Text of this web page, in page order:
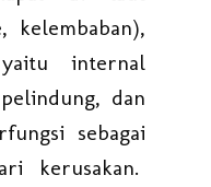
kelembaban),
internal
dan
sebagai
kerusakan.